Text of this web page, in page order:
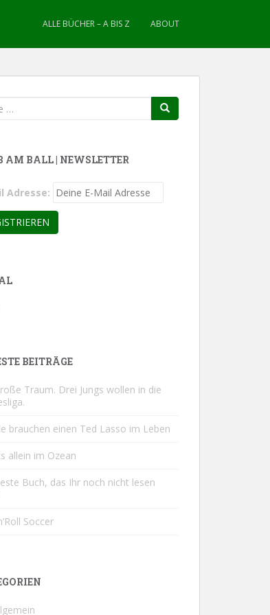
ALLE BÜCHER – A BIS Z ABOUT
AM BALL | NEWSLETTER
Adresse:
anzeigenBEITRÄGE
Traum. Drei Jungs wollen in die
brauchen einen Ted Lasso im Leben
allein im Ozean
Buch, das Ihr noch nicht lesen
Soccer